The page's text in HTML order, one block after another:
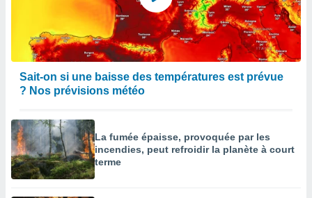
Sait-on si une baisse des températures est prévue
? Nos prévisions météo
La fumée épaisse, provoquée par les
incendies, peut refroidir la planète à court
terme